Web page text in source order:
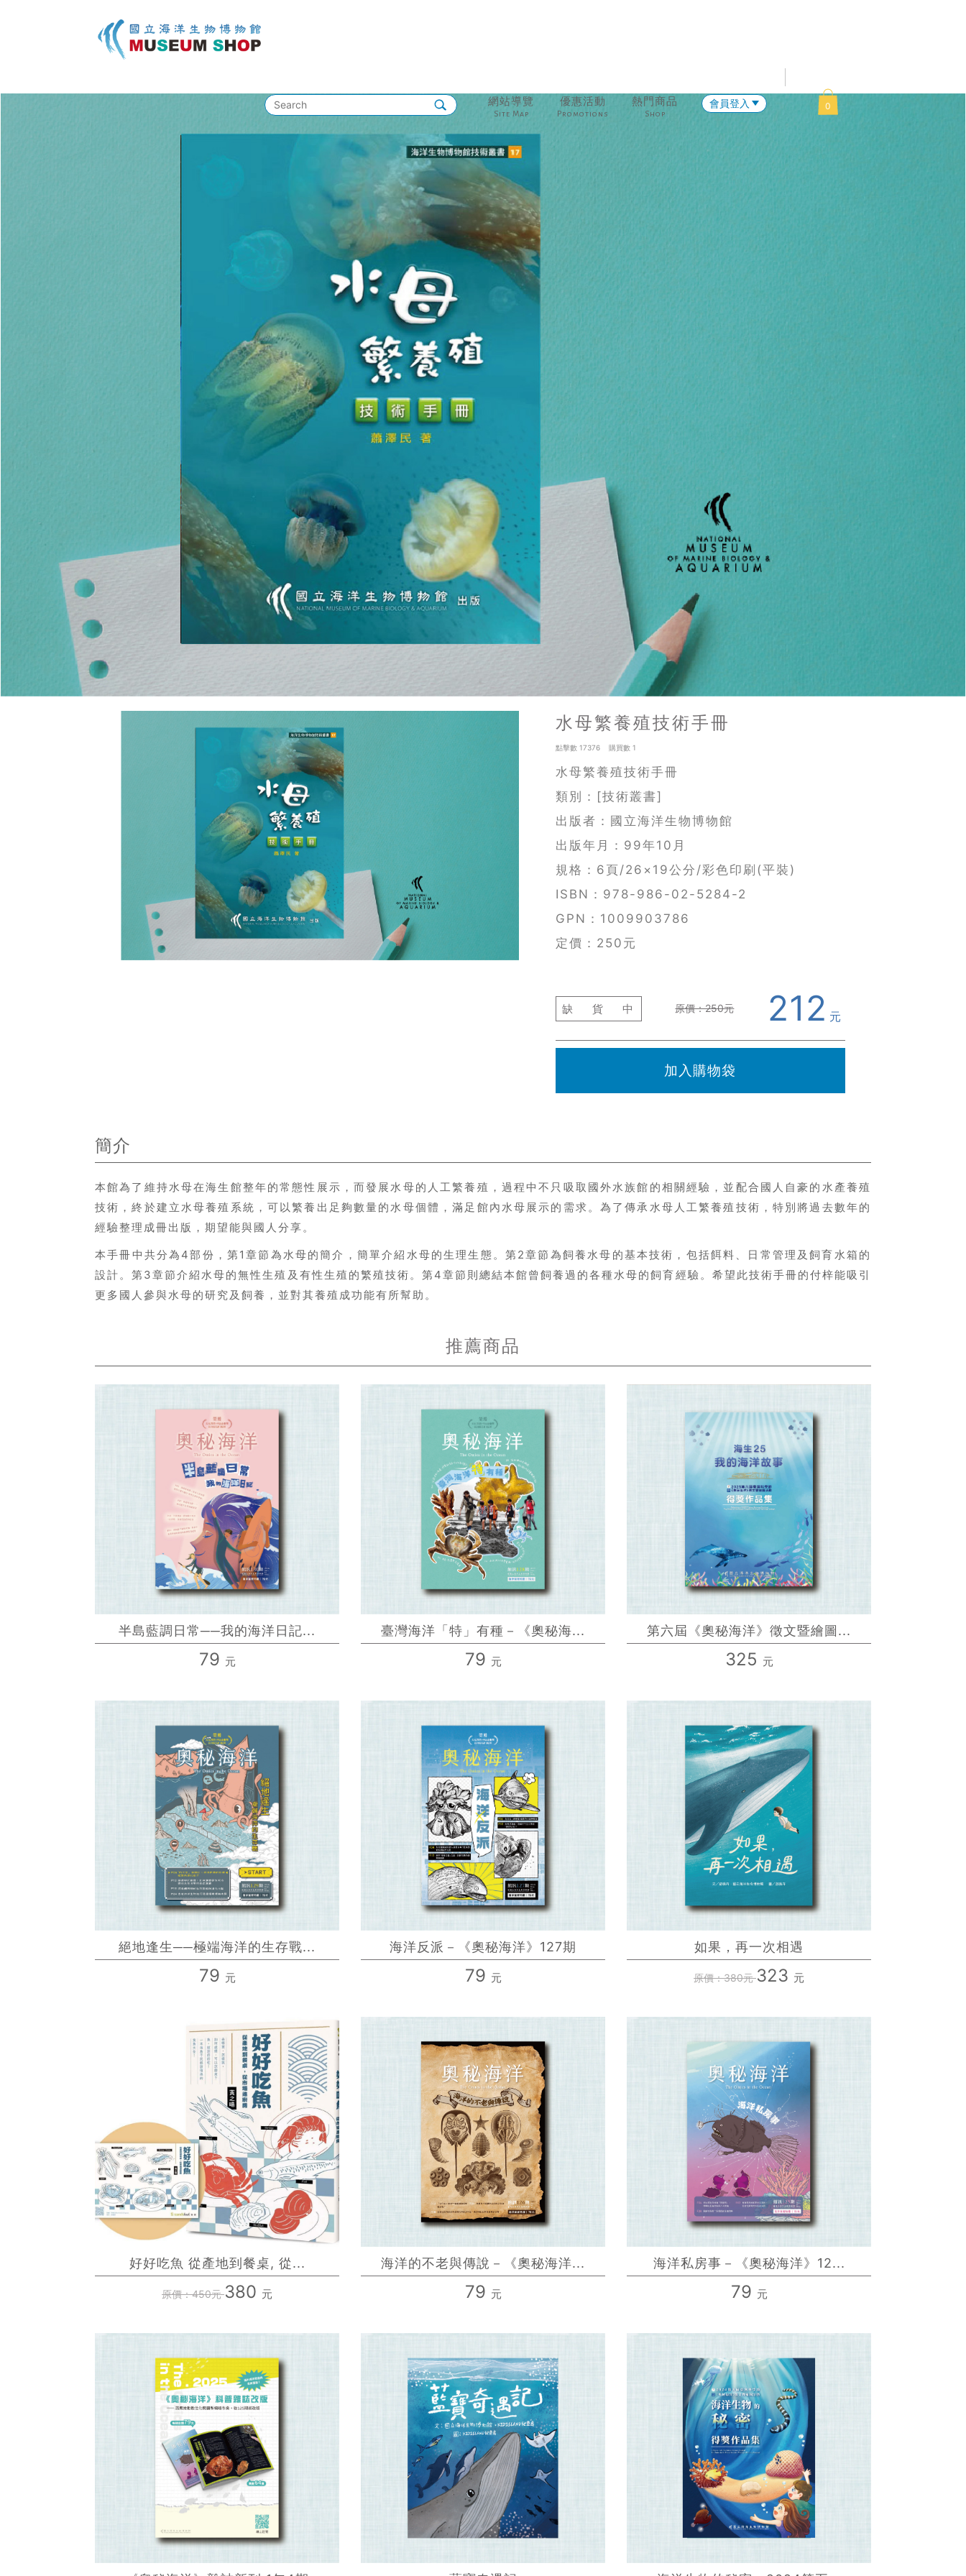
網站導覽
Site Map
優惠活動
Promotions
熱門商品
Shop
會員登入 0
水母繁養殖技術手冊
點擊數 17376 購買數 1
水母繁養殖技術手冊
類別：[技術叢書]
出版者：國立海洋生物博物館
出版年月：99年10月
規格：6頁/26×19公分/彩色印刷(平裝)
ISBN：978-986-02-5284-2
GPN：1009903786
定價：250元
缺 貨 中 原價：250元 212 元
加入購物袋
簡介
本館為了維持水母在海生館整年的常態性展示，而發展水母的人工繁養殖，過程中不只吸取國外水族館的相關經驗，並配合國人自豪的水產養殖
技術，終於建立水母養殖系統，可以繁養出足夠數量的水母個體，滿足館內水母展示的需求。為了傳承水母人工繁養殖技術，特別將過去數年的
經驗整理成冊出版，期望能與國人分享。
本手冊中共分為4部份，第1章節為水母的簡介，簡單介紹水母的生理生態。第2章節為飼養水母的基本技術，包括餌料、日常管理及飼育水箱的
設計。第3章節介紹水母的無性生殖及有性生殖的繁殖技術。第4章節則總結本館曾飼養過的各種水母的飼育經驗。希望此技術手冊的付梓能吸引
更多國人參與水母的研究及飼養，並對其養殖成功能有所幫助。
推薦商品
半島藍調日常──我的海洋日記...
79 元
臺灣海洋「特」有種－《奧秘海...
79 元
第六屆《奧秘海洋》徵文暨繪圖...
325 元
絕地逢生──極端海洋的生存戰...
79 元
海洋反派－《奧秘海洋》127期
79 元
如果，再一次相遇
原價：380元323 元
好好吃魚 從產地到餐桌, 從...
原價：450元380 元
海洋的不老與傳說－《奧秘海洋...
79 元
海洋私房事－《奧秘海洋》12...
79 元